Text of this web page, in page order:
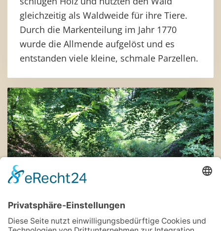
gleichzeitig als Waldweide für ihre Tiere.
Durch die Markenteilung im Jahr 1770
wurde die Allmende aufgelöst und es
entstanden viele kleine, schmale Parzellen.
Station 4